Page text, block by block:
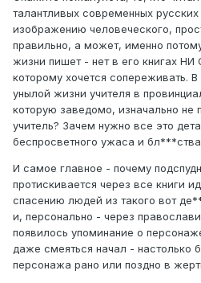
талантливых современных русских
изображению человеческого,
правильно, а может, именно
жизни пишет - нет в его книгах
которому хочется сопереживать.
унылой жизни учителя в
которую заведомо, изначально не
учитель? Зачем нужно все это
беспросветного ужаса и
И самое главное - почему
протискивается через все книги
спасению людей из такого вот
и, персонально - через
появилось упоминание о
даже смеяться начал - настолько
персонажа рано или поздно в